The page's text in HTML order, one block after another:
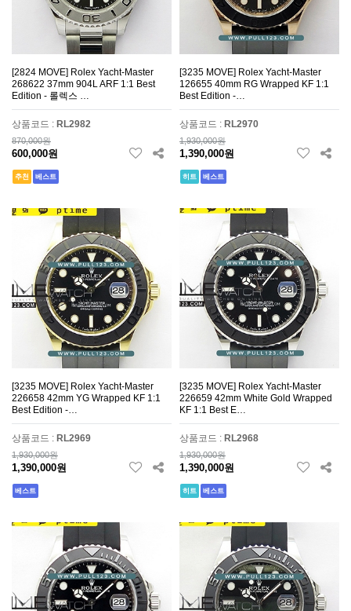
[2824 MOVE] Rolex Yacht-Master
268622 37mm 904L ARF 1:1 Best
Edition - 롤렉스 …
상품코드 : RL2982
870,000원
600,000원
추천 베스트
[3235 MOVE] Rolex Yacht-Master
126655 40mm RG Wrapped KF 1:1
Best Edition -…
상품코드 : RL2970
1,930,000원
1,390,000원
히트 베스트
[3235 MOVE] Rolex Yacht-Master
226658 42mm YG Wrapped KF 1:1
Best Edition -…
상품코드 : RL2969
1,930,000원
1,390,000원
베스트
[3235 MOVE] Rolex Yacht-Master
226659 42mm White Gold Wrapped
KF 1:1 Best E…
상품코드 : RL2968
1,930,000원
1,390,000원
히트 베스트